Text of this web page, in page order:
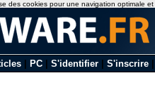
PC S'identifier S'inscrire
des cookies pour une navigation optimale